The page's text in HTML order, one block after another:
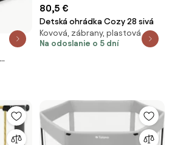
80,5 €
Detská ohrádka Cozy 28 sivá
Kovová, zábrany, plastová
Na odoslanie o 5 dní